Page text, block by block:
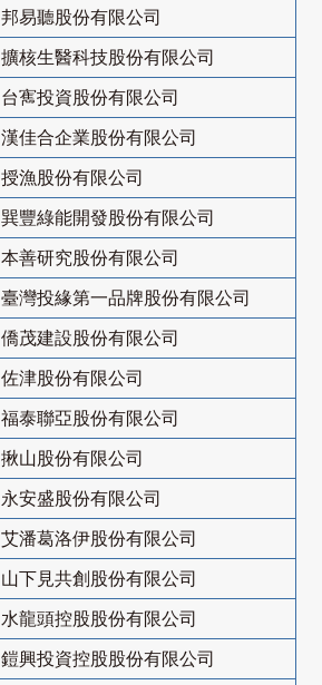
邦易聽股份有限公司
擴核生醫科技股份有限公司
台寯投資股份有限公司
漢佳合企業股份有限公司
授漁股份有限公司
巽豐綠能開發股份有限公司
本善研究股份有限公司
臺灣投緣第一品牌股份有限公司
僑茂建設股份有限公司
佐津股份有限公司
福泰聯亞股份有限公司
揪山股份有限公司
永安盛股份有限公司
艾潘葛洛伊股份有限公司
山下見共創股份有限公司
水龍頭控股股份有限公司
鎧興投資控股股份有限公司